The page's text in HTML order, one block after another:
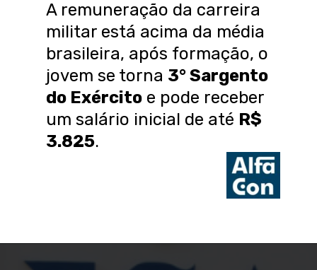
A remuneração da carreira
militar está acima da média
brasileira, após formação, o
jovem se torna 3° Sargento
do Exército e pode receber
um salário inicial de até R$
3.825.